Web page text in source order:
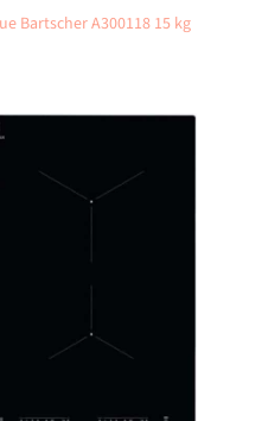
Bartscher A300118 15 kg